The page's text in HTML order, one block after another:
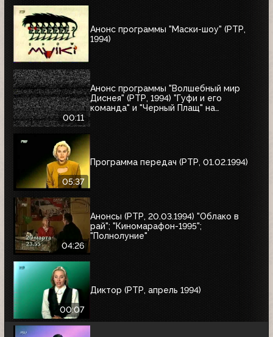
Анонс программы "Маски-шоу" (РТР,
1994)
00:11
Анонс программы "Волшебный мир
Диснея" (РТР, 1994) "Гуфи и его
команда" и "Черный Плащ" на
05:37
Программа передач (РТР, 01.02.1994)
04:26
Анонсы (РТР, 20.03.1994) "Облако в
рай"; "Киномарафон-1995";
"Полнолуние"
00:07
Диктор (РТР, апрель 1994)